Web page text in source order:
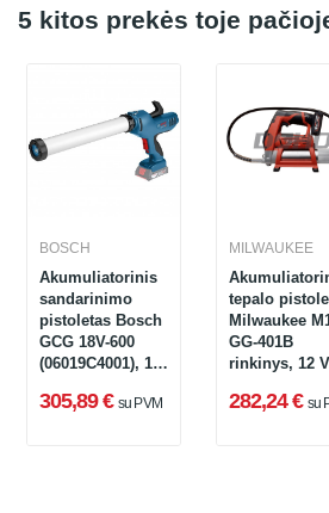
5 kitos prekės toje
BOSCH
Akumuliatorinis
sandarinimo
pistoletas Bosch
GCG 18V-600
(06019C4001), 18
305,89 € su PVM
MILWAUKEE
tepalo
Milwaukee
GG-401B
rinkinys, 12
+ lagaminas
282,24 € su